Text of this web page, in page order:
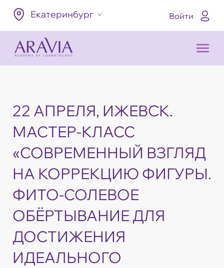
Екатеринбург Войти
22 АПРЕЛЯ, ИЖЕВСК.
МАСТЕР-КЛАСС
«СОВРЕМЕННЫЙ ВЗГЛЯД
НА КОРРЕКЦИЮ ФИГУРЫ.
ФИТО-СОЛЕВОЕ
ОБЁРТЫВАНИЕ ДЛЯ
ДОСТИЖЕНИЯ
ИДЕАЛЬНОГО